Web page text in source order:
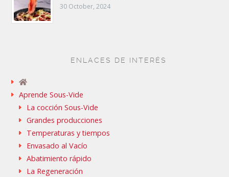
30 October, 2024
ENLACES DE INTERÉS
Aprende Sous-Vide
La cocción Sous-Vide
Grandes producciones
Temperaturas y tiempos
Envasado al Vacío
Abatimiento rápido
La Regeneración